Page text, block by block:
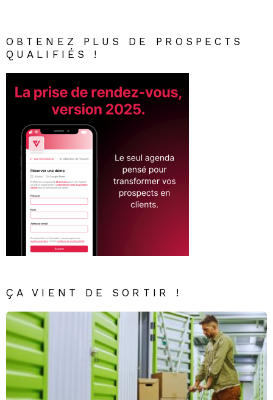
OBTENEZ PLUS DE PROSPECTS
QUALIFIÉS !
ÇA VIENT DE SORTIR !